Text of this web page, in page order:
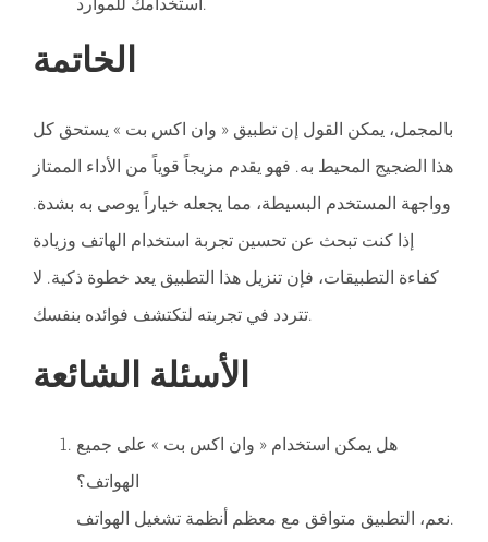
الخاتمة
بالمجمل، يمكن القول إن تطبيق « وان اكس بت » يستحق كل
هذا الضجيج المحيط به. فهو يقدم مزيجاً قوياً من الأداء الممتاز
وواجهة المستخدم البسيطة، مما يجعله خياراً يوصى به بشدة.
إذا كنت تبحث عن تحسين تجربة استخدام الهاتف وزيادة
كفاءة التطبيقات، فإن تنزيل هذا التطبيق يعد خطوة ذكية. لا
تتردد في تجربته لتكتشف فوائده بنفسك.
الأسئلة الشائعة
هل يمكن استخدام « وان اكس بت » على جميع
الهواتف؟
نعم، التطبيق متوافق مع معظم أنظمة تشغيل الهواتف.